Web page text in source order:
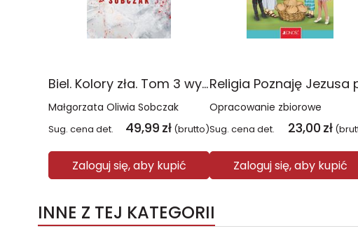
Biel. Kolory zła. Tom 3 wyd. 2025
Małgorzata Oliwia Sobczak
Sug. cena det. 49,99 zł (brutto)
Zaloguj się, aby kupić
Opracowanie zbiorowe
Sug. cena det. 23,00 zł
Zaloguj się, aby kupić
INNE Z TEJ KATEGORII